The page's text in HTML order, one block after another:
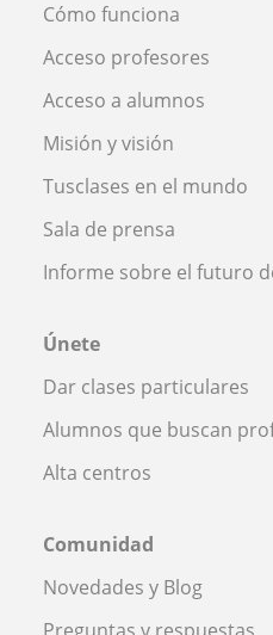
Cómo funciona
Acceso profesores
Acceso a alumnos
Misión y visión
Tusclases en el mundo
Sala de prensa
Informe sobre el futuro
Únete
Dar clases particulares
Alumnos que buscan
Alta centros
Comunidad
Novedades y Blog